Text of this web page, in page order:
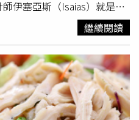
大學聖地牙哥分校教授麥可
器人未來能協助醫療團隊執
量；麥可葉也表示，「我相
用人形機器人執行真實手術
拯救更多生命。」研究團隊下
臨床試驗的目標邁進。
伊塞亞斯（Isaias）就是其
往大陸旅行，打算造訪上海
他飛越半個地球的原因，並
完成膽囊手術。伊塞亞斯去
膽囊長出異常腫塊，雖然確認
內接受切除手術。在美國，光
（約新台幣29萬元），讓他
尋找海外醫療方案，曾比較英
繼續閱讀